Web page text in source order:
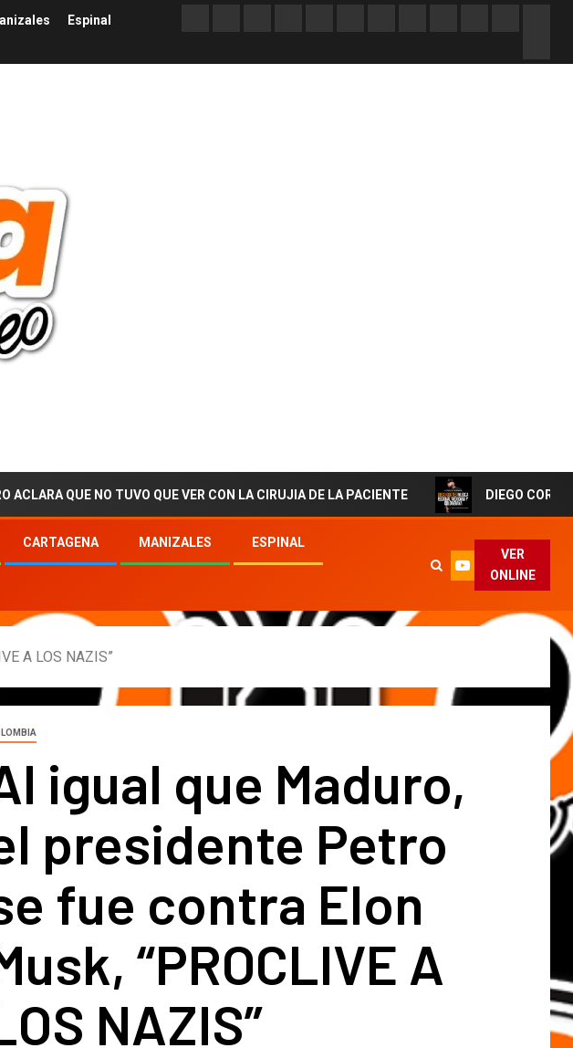
Espinal
NO TUVO QUE VER CON LA CIRUJIA DE LA PACIENTE DIEGO CORTES El
CARTAGENA MANIZALES ESPINAL
VER
ONLINE
A LOS NAZIS”
igual que Maduro,
presidente Petro
fue contra Elon
“PROCLIVE A
NAZIS”